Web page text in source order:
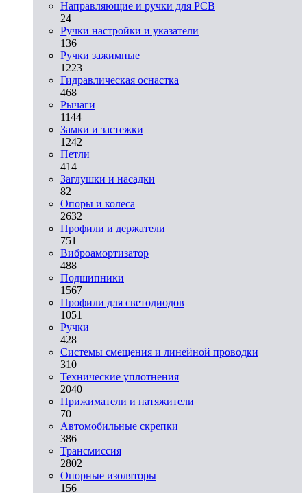
Направляющие и ручки для PCB
24
Ручки настройки и указатели
136
Ручки зажимные
1223
Гидравлическая оснастка
468
Рычаги
1144
Замки и застежки
1242
Петли
414
Заглушки и насадки
82
Опоры и колеса
2632
Профили и держатели
751
Виброамортизатор
488
Подшипники
1567
Профили для светодиодов
1051
Ручки
428
Системы смещения и линейной проводки
310
Технические уплотнения
2040
Прижиматели и натяжители
70
Автомобильные скрепки
386
Трансмиссия
2802
Опорные изоляторы
156